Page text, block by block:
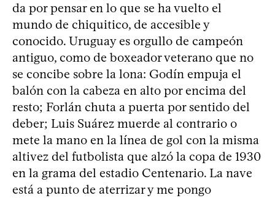
da por pensar en lo que se ha vuelto el
mundo de chiquitico, de accesible y
conocido. Uruguay es orgullo de campeón
antiguo, como de boxeador veterano que no
se concibe sobre la lona: Godín empuja el
balón con la cabeza en alto por encima del
resto; Forlán chuta a puerta por sentido del
deber; Luis Suárez muerde al contrario o
mete la mano en la línea de gol con la misma
altivez del futbolista que alzó la copa de 1930
en la grama del estadio Centenario. La nave
está a punto de aterrizar y me pongo